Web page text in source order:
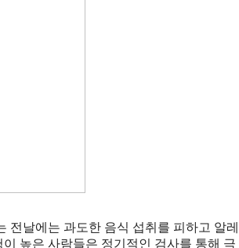
전날에는 과도한 음식 섭취를 피하고 알레
높은 사람들은 정기적인 검사를 통해 극